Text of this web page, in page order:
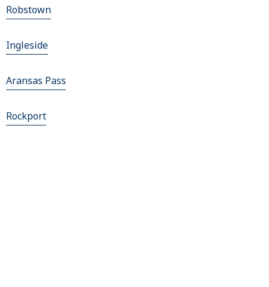
Robstown
Ingleside
Aransas Pass
Rockport